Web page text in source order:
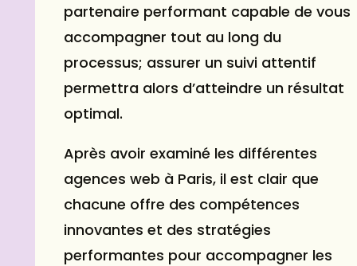
partenaire performant capable de vous
accompagner tout au long du
processus; assurer un suivi attentif
permettra alors d’atteindre un résultat
optimal.
Après avoir examiné les différentes
agences web à Paris, il est clair que
chacune offre des compétences
innovantes et des stratégies
performantes pour accompagner les